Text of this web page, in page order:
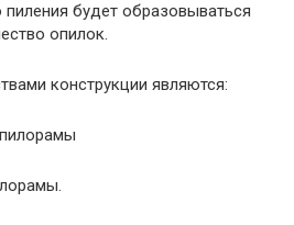
будет образовываться
опилок.
конструкции являются: